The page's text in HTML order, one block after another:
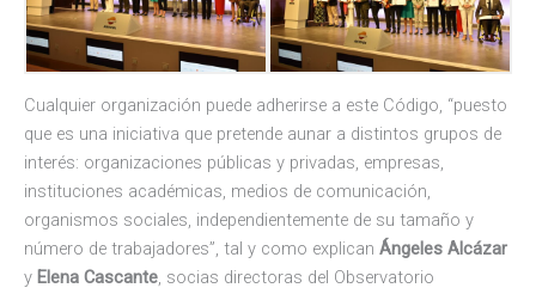
Cualquier organización puede adherirse a este Código, “puesto
que es una iniciativa que pretende aunar a distintos grupos de
interés: organizaciones públicas y privadas, empresas,
instituciones académicas, medios de comunicación,
organismos sociales, independientemente de su tamaño y
número de trabajadores”, tal y como explican Ángeles Alcázar
y Elena Cascante, socias directoras del Observatorio